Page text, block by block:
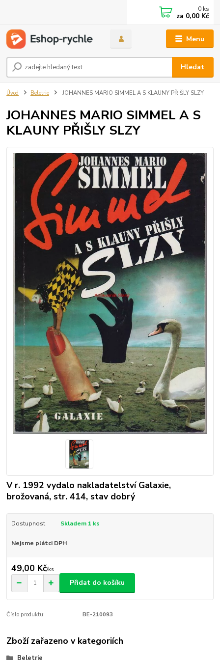
Menu
Hledat
0 ks
za 0,00 Kč
Úvod Beletrie JOHANNES MARIO SIMMEL A S KLAUNY PŘIŠLY SLZY
JOHANNES MARIO SIMMEL A S
KLAUNY PŘIŠLY SLZY
V r. 1992 vydalo nakladatelství Galaxie,
brožovaná, str. 414, stav dobrý
Dostupnost Skladem 1 ks
Nejsme plátci DPH
49,00 Kč/ks
Přidat do košíku
Číslo produktu: BE-210093
Zboží zařazeno v kategoriích
Beletrie